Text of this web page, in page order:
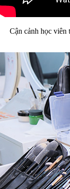
Cận cảnh học viên